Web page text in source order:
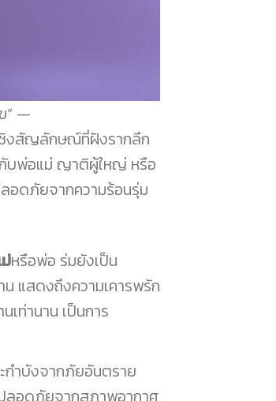
ชิงสัญลักษณ์ที่ฝังรากลึก
บพ่อแม่ ญาติผู้ใหญ่ หรือ
อดภัยจากความร้อนรุ่ม
หรือพ่อ ร่มยังเป็น
แสดงถึงความเคารพรัก
ท่านาน เป็นการ
กำบังจากภัยอันตราย
ลอดภัยจากสภาพอากาศ